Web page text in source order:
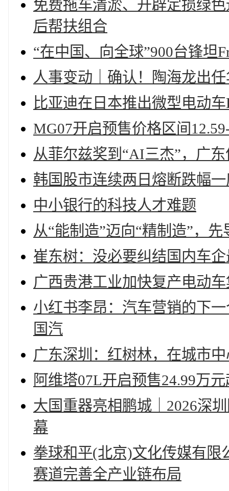
免费拖车清淤、开辟定损绿
后帮扶组合
“在中国、向全球”900台锋坦
人事变动｜确认！陶海龙出
比亚迪在日本推出微型电动车
MG07开启预售价格区间
从菲尔兹奖到“AI三杰”，广
韩国股市连续两日熔断跌幅一
中小银行的科技人才难题
从“能制造”迈向“精制造”，
崔东树：没必要纠结国内车
广西贵港工业加快复产电动
小红书李昂：汽车营销的下
国汽
广东深圳：红树林，在城市
阿维塔07L开启预售24.99万元
大国重器亮相鹏城｜2026深
幕
拳球和平(北京)文化传媒有限
赛道完善全产业链布局